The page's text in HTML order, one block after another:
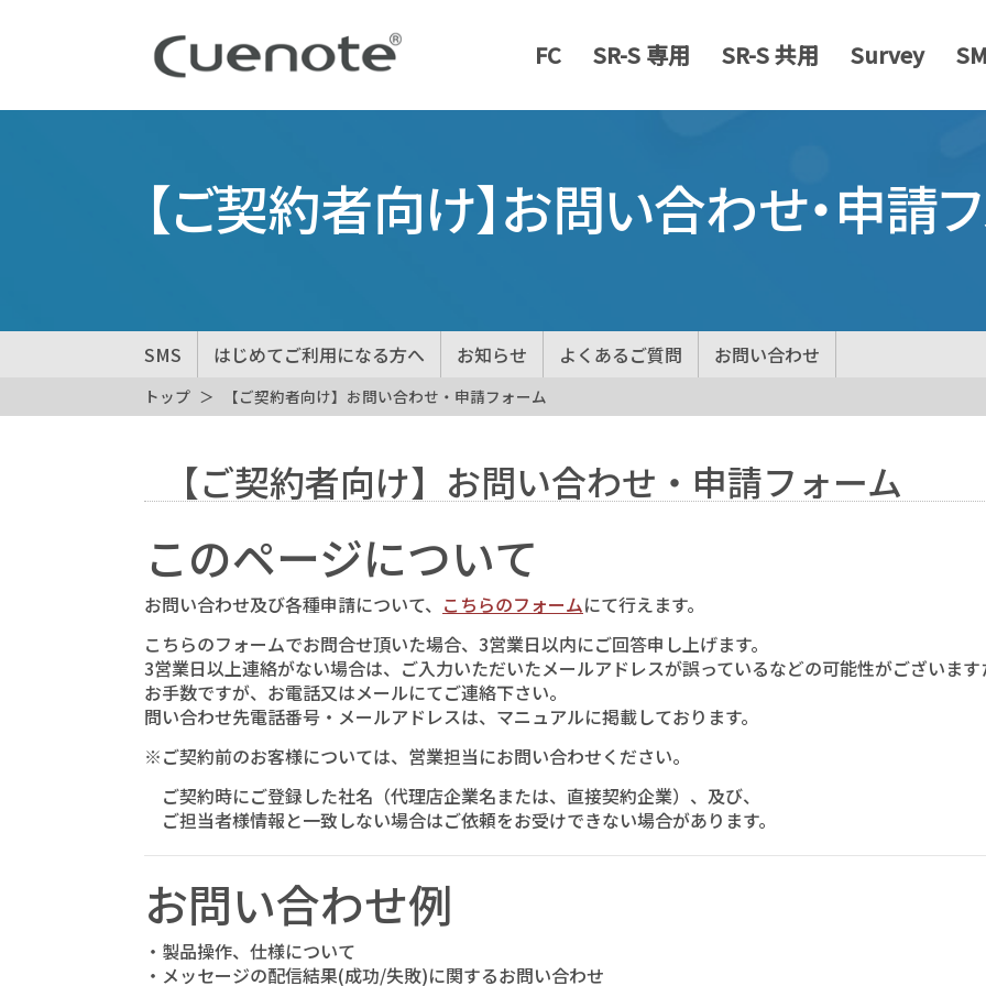
FC SR-S 専用 SR-S 共用 Survey
【ご契約者向け】お問い合わせ・申請
SMS はじめてご利用になる方へ お知らせ よくあるご質問 お問い合わせ
トップ 【ご契約者向け】お問い合わせ・申請フォーム
【ご契約者向け】お問い合わせ・申請フォーム
このページについて
お問い合わせ及び各種申請について、 こちらのフォームにて行えます。
こちらのフォームでお問合せ頂いた場合、3営業日以内にご回答申し上げます。
3営業日以上連絡がない場合は、ご入力いただいたメールアドレスが誤っているなどの可能性がございま
お手数ですが、お電話又はメールにてご連絡下さい。
問い合わせ先電話番号・メールアドレスは、マニュアルに掲載しております。
※ご契約前のお客様については、営業担当にお問い合わせください。
ご契約時にご登録した社名（代理店企業名または、直接契約企業）、及び、
ご担当者様情報と一致しない場合はご依頼をお受けできない場合があります。
お問い合わせ例
・製品操作、仕様について
・メッセージの配信結果(成功/失敗)に関するお問い合わせ